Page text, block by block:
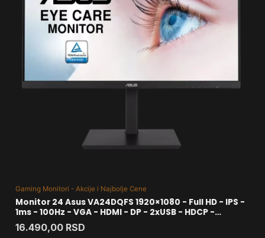
Gaming Monitori - Akcije i Najbolje Cene
Monitor 24 Asus VA24DQFS 1920×1080 - Full HD - IPS -
1ms - 100Hz - VGA - HDMI - DP - 2xUSB - HDCP -
zvučnici - Pivot
16.490,00 RSD